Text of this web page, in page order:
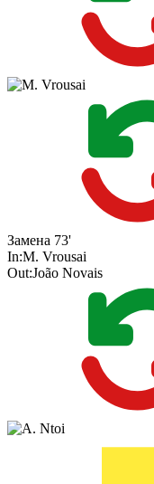
Замена 73'
In:M. Vrousai
Out:João Novais